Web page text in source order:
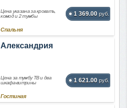
Цена указана за кровать,
комод и 2 тумбы
1 369.00 руб.
Спальня
Александрия
Цена за тумбу ТВ и два
шкафа-витрины
1 621.00 руб.
Гостиная